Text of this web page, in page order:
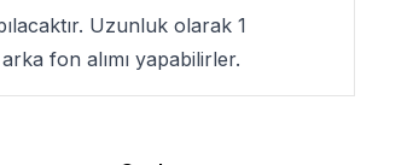
Uzunluk olarak 1
fon alımı yapabilirler.